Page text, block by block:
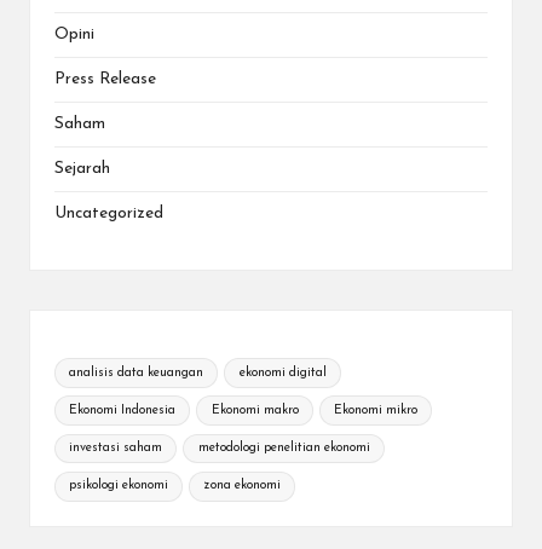
Opini
Press Release
Saham
Sejarah
Uncategorized
analisis data keuangan ekonomi digital
Ekonomi Indonesia Ekonomi makro Ekonomi mikro
investasi saham metodologi penelitian ekonomi
psikologi ekonomi zona ekonomi